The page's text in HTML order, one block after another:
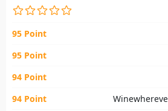
95 Point
95 Point
94 Point
94 Point